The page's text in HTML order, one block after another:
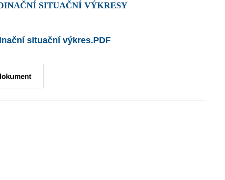
SITUAČNÍ VÝKRESY
situační výkres.PDF